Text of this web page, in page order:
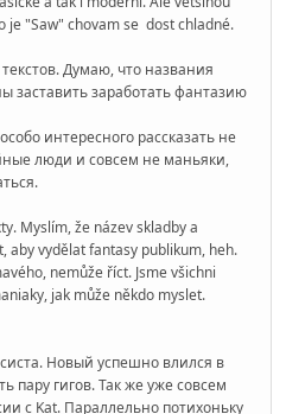
je "Saw" chovam se dost chladné.
Думаю, что названия
заставить заработать фантазию
интересного рассказать не
люди и совсем не маньяки,
Myslím, že název skladby a
aby vydělat fantasy publikum, heh.
nemůže říct. Jsme všichni
jak může někdo myslet.
Новый успешно влился в
пару гигов. Так же уже совсем
с Kat. Параллельно потихоньку